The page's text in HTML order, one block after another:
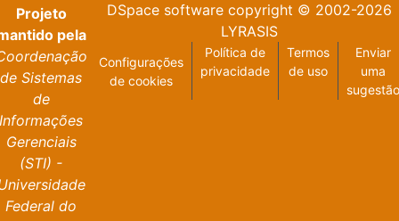
Projeto
pela
de Sistemas
de
Informações
Gerenciais
(STI) -
Federal do
DSpace softwarecopyright © 2002-2026
LYRASIS
Configurações
de cookies
Política de
privacidade
Termos
de uso
Enviar
uma
sugestão